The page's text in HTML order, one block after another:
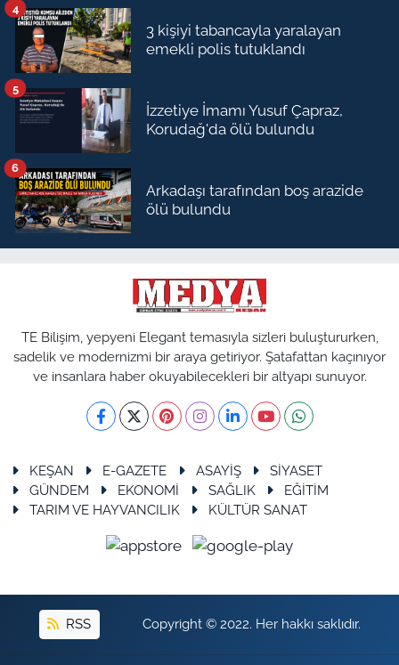
3 kişiyi tabancayla yaralayan
emekli polis tutuklandı
4
İzzetiye İmamı Yusuf Çapraz,
Korudağ'da ölü bulundu
5
Arkadaşı tarafından boş arazide
ölü bulundu
6
TE Bilişim, yepyeni Elegant temasıyla sizleri buluştururken,
sadelik ve modernizmi bir araya getiriyor. Şatafattan kaçınıyor
ve insanlara haber okuyabilecekleri bir altyapı sunuyor.
KEŞAN E-GAZETE ASAYİŞ
SİYASET
GÜNDEM
EKONOMİ SAĞLIK
EĞİTİM
TARIM VE HAYVANCILIK
KÜLTÜR SANAT
RSS Copyright © 2022. Her hakkı saklıdır.